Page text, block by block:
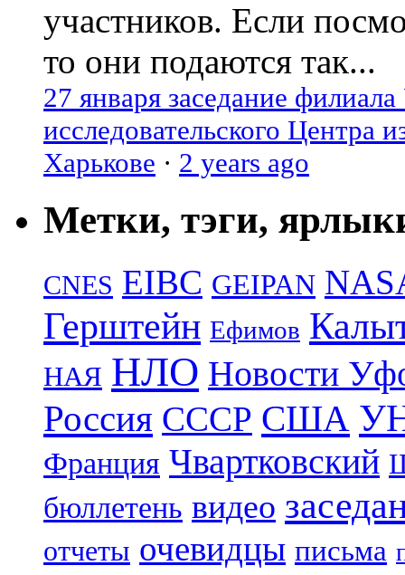
участников. Если
то они подаются так...
27 января заседание
исследовательского Центра
Харькове · 2 years ago
Метки, тэги,
CNES EIBC GEIPAN
Герштейн Ефимов
НАЯ НЛО Новости
Россия СССР США
Франция Чвартковский
бюллетень видео
отчеты очевидцы письма